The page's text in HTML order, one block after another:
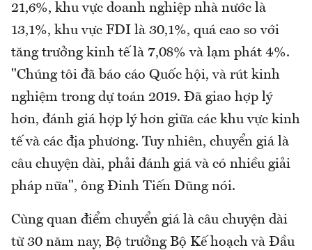
21,6%, khu vực doanh nghiệp nhà nước là
13,1%, khu vực FDI là 30,1%, quá cao so với
tăng trưởng kinh tế là 7,08% và lạm phát 4%.
"Chúng tôi đã báo cáo Quốc hội, và rút kinh
nghiệm trong dự toán 2019. Đã giao hợp lý
hơn, đánh giá hợp lý hơn giữa các khu vực kinh
tế và các địa phương. Tuy nhiên, chuyển giá là
câu chuyện dài, phải đánh giá và có nhiều giải
pháp nữa", ông Đinh Tiến Dũng nói.
Cùng quan điểm chuyển giá là câu chuyện dài
từ 30 năm nay, Bộ trưởng Bộ Kế hoạch và Đầu